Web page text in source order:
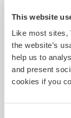
This website
Like most sites,
the website’s
help us to
and present
cookies if you
have a
Was
We have
of tracks